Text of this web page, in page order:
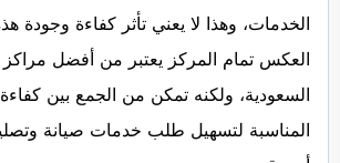
الخدمات، وهذا لا يعني تأثر كفاءة وجودة
العكس تمام المركز يعتبر من أفضل مراكز
السعودية، ولكنه تمكن من الجمع بين كفاءة
المناسبة لتسهيل طلب خدمات صيانة